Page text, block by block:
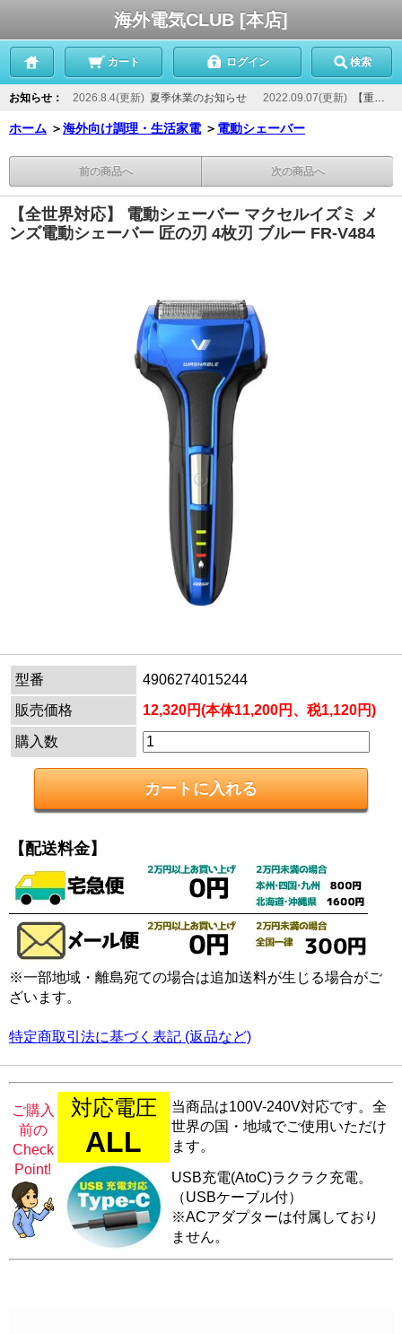
海外電気CLUB [本店]
カート ログイン 検索
お知らせ： 2026.8.4(更新) 夏季休業のお知らせ 2022.09.07(更新) 【重要】当店からのメールが届かないお客様へ
ホーム ＞海外向け調理・生活家電 ＞ 電動シェーバー
前の商品へ 次の商品へ
【全世界対応】 電動シェーバー マクセルイズミ メ
ンズ電動シェーバー 匠の刃 4枚刃 ブルー FR-V484
型番
4906274015244
販売価格
12,320円(本体11,200円、税1,120円)
購入数
【配送料金】
※一部地域・離島宛ての場合は追加送料が生じる場合がご
ざいます。
特定商取引法に基づく表記 (返品など)
ご購入
前の
Check
Point!
対応電圧
ALL
当商品は100V-240V対応です。全
世界の国・地域でご使用いただけ
ます。
USB充電(AtoC)ラクラク充電。
（USBケーブル付）
※ACアダプターは付属しており
ません。